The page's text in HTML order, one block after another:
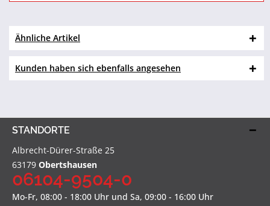
Ähnliche Artikel
Kunden haben sich ebenfalls angesehen
STANDORTE
Albrecht-Dürer-Straße 25
63179 Obertshausen
06104-9504-0
Mo-Fr, 08:00 - 18:00 Uhr und Sa, 09:00 - 16:00 Uhr